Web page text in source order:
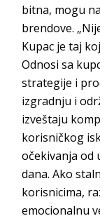
bitna, mogu
brendove.
Kupac je taj
Odnosi sa
strategije i
izgradnju i
izveštaju
korisničkog
očekivanja od
dana. Ako
korisnicima,
emocionalnu